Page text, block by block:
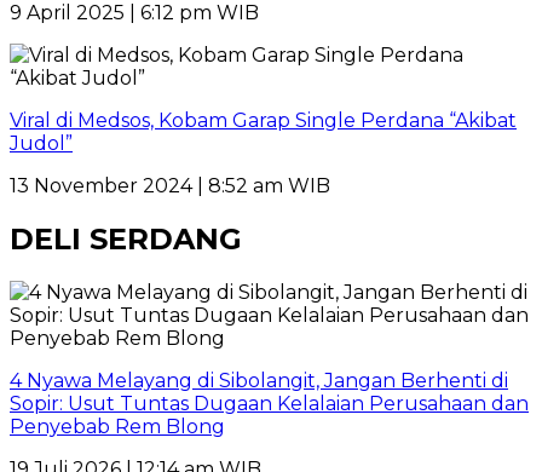
9 April 2025 | 6:12 pm WIB
Viral di Medsos, Kobam Garap Single Perdana “Akibat
Judol”
13 November 2024 | 8:52 am WIB
DELI SERDANG
4 Nyawa Melayang di Sibolangit, Jangan Berhenti di
Sopir: Usut Tuntas Dugaan Kelalaian Perusahaan dan
Penyebab Rem Blong